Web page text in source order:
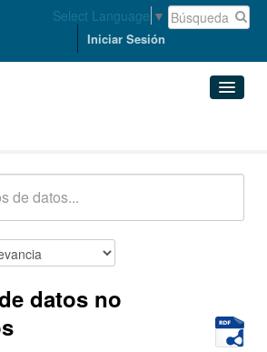
Select Language ▼
Iniciar Sesión
datos no